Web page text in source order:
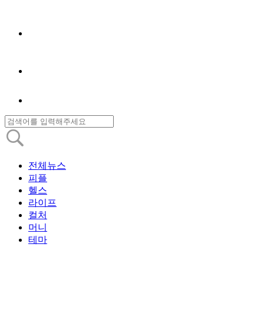
전체뉴스
피플
헬스
라이프
컬처
머니
테마